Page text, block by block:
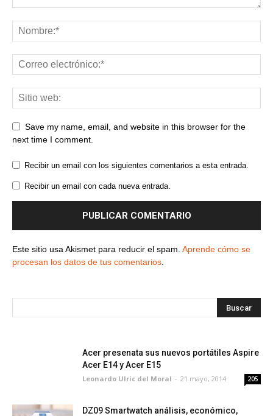
Save my name, email, and website in this browser for the
next time I comment.
Recibir un email con los siguientes comentarios a esta entrada.
Recibir un email con cada nueva entrada.
Este sitio usa Akismet para reducir el spam. Aprende cómo se
procesan los datos de tus comentarios
Acer presenata sus nuevos portátiles Aspire
Acer E14 y Acer E15
Leonardo Ulric del Moral - 21 mayo, 2014 205
DZ09 Smartwatch análisis, económico,